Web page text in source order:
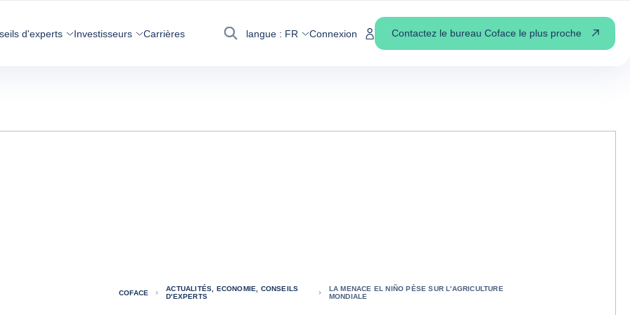
d'experts Investisseurs Carrières
Recherche
langue : FR Connexion Contactez le bureau Coface le plus proche
COFACE
ACTUALITÉS, ECONOMIE, CONSEILS
D'EXPERTS
LA MENACE EL NIÑO PÈSE SUR L'AGRICULTURE
MONDIALE